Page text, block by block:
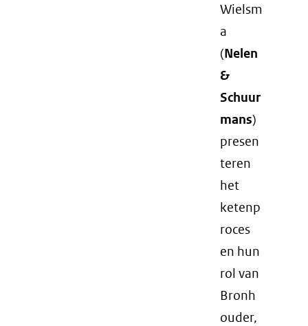
Wielsm
a
(Nelen
&
Schuur
mans)
presen
teren
het
ketenp
roces
en hun
rol van
Bronh
ouder,